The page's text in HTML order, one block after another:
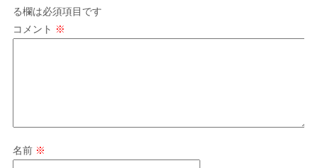
る欄は必須項目です
コメント ※
名前 ※